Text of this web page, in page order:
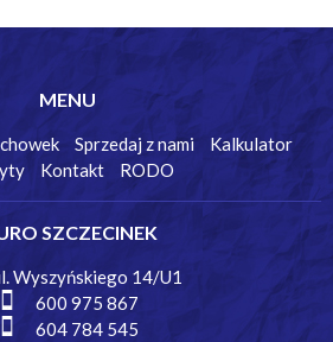
MENU
Sprzedaj z nami
Kalkulator
Kontakt RODO
SZCZECINEK
Wyszyńskiego 14/U1
600 975 867
604 784 545